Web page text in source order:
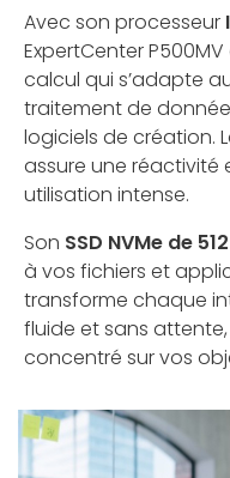
Avec son processeur
ExpertCenter
calcul qui s’adapte
traitement de
logiciels de création.
assure une réactivité
utilisation intense.
Son SSD NVMe de
à vos fichiers et
transforme chaque
fluide et sans
concentré sur vos